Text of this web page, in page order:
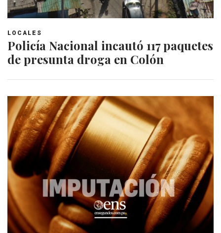
LOCALES
Policía Nacional incautó 117 paquetes
de presunta droga en Colón